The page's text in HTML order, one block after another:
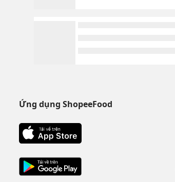
Ứng dụng ShopeeFood